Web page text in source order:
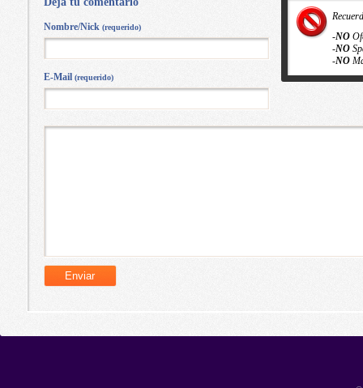
-NO
-NO
-NO
Nombre/Nick (requerido)
E-Mail (requerido)